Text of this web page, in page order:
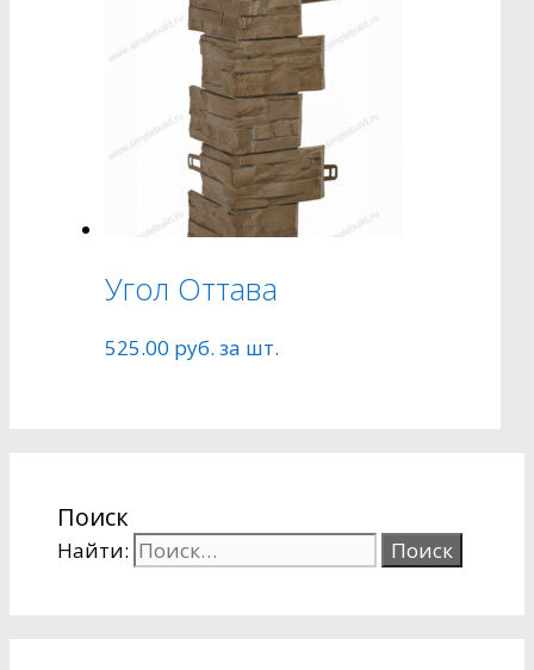
Угол Оттава
525.00 руб. за шт.
Поиск
Найти: